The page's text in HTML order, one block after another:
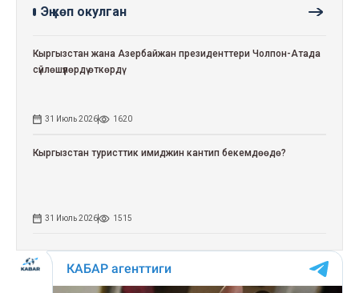
Эң көп окулган
Кыргызстан жана Азербайжан президенттери Чолпон-Атада
сүйлөшүүлөрдү өткөрдү
31 Июль 2026 1620
Кыргызстан туристтик имиджин кантип бекемдөөдө?
31 Июль 2026 1515